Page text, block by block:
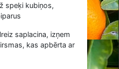
speķi kubiņos,
saplacina, izņem
kas apbērta ar